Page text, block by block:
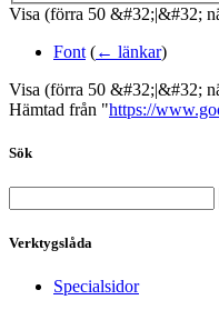
Visa (förra 50 &#32;|&#32;
Font (← länkar)
Visa (förra 50 &#32;|&#32;
Hämtad från "https://
Sök
Verktygslåda
Specialsidor